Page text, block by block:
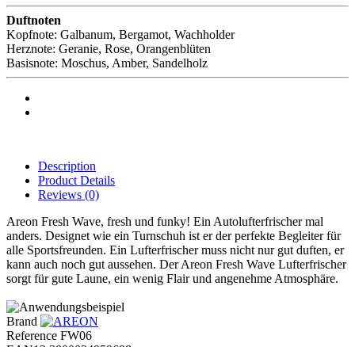
Duftnoten
Kopfnote: Galbanum, Bergamot, Wachholder
Herznote: Geranie, Rose, Orangenblüten
Basisnote: Moschus, Amber, Sandelholz
Description
Product Details
Reviews (0)
Areon Fresh Wave, fresh und funky! Ein Autolufterfrischer mal
anders. Designet wie ein Turnschuh ist er der perfekte Begleiter für
alle Sportsfreunden. Ein Lufterfrischer muss nicht nur gut duften, er
kann auch noch gut aussehen. Der Areon Fresh Wave Lufterfrischer
sorgt für gute Laune, ein wenig Flair und angenehme Atmosphäre.
Brand
Reference FW06